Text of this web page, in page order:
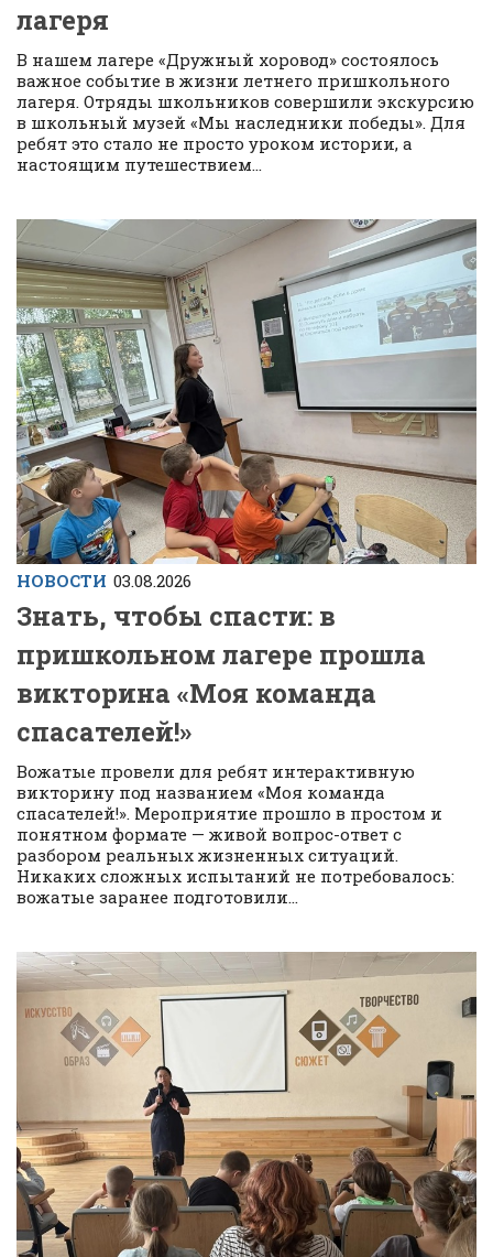
лагеря
В нашем лагере «Дружный хоровод» состоялось
важное событие в жизни летнего пришкольного
лагеря. Отряды школьников совершили экскурсию
в школьный музей «Мы наследники победы». Для
ребят это стало не просто уроком истории, а
настоящим путешествием...
НОВОСТИ 03.08.2026
Знать, чтобы спасти: в
пришкольном лагере прошла
викторина «Моя команда
спасателей!»
Вожатые провели для ребят интерактивную
викторину под названием «Моя команда
спасателей!». Мероприятие прошло в простом и
понятном формате — живой вопрос-ответ с
разбором реальных жизненных ситуаций.
Никаких сложных испытаний не потребовалось:
вожатые заранее подготовили...